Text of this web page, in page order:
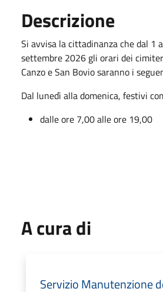
Descrizione
Si avvisa la cittadinanza che dal 1
settembre 2026 gli orari dei
Canzo e San Bovio saranno i
Dal lunedì alla domenica, festivi
dalle ore 7,00 alle ore 19,00
A cura di
Servizio Manutenzione